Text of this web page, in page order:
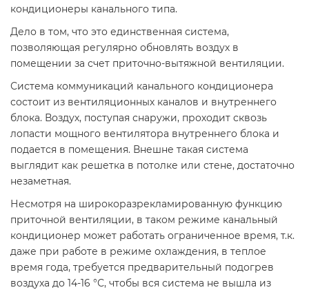
кондиционеры канального типа.
Дело в том, что это единственная система,
позволяющая регулярно обновлять воздух в
помещении за счет приточно-вытяжной вентиляции.
Система коммуникаций канального кондиционера
состоит из вентиляционных каналов и внутреннего
блока. Воздух, поступая снаружи, проходит сквозь
лопасти мощного вентилятора внутреннего блока и
подается в помещения. Внешне такая система
выглядит как решетка в потолке или стене, достаточно
незаметная.
Несмотря на широкоразрекламированную функцию
приточной вентиляции, в таком режиме канальный
кондиционер может работать ограниченное время, т.к.
даже при работе в режиме охлаждения, в теплое
время года, требуется предварительный подогрев
воздуха до 14-16 °С, чтобы вся система не вышла из